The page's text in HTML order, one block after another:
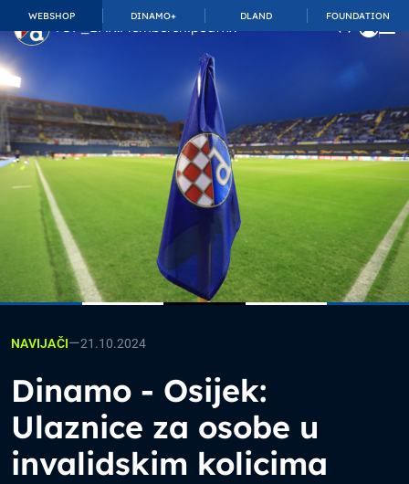
WEBSHOP DINAMO+ DLAND FOUNDATION
TOP_BAR.MembershipSuffix
NAVIJAČI—21.10.2024
Dinamo - Osijek:
Ulaznice za osobe u
invalidskim kolicima